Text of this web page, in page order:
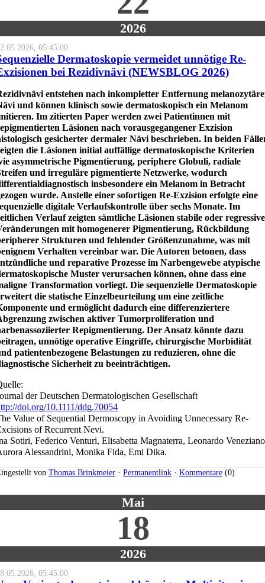
2026
05:45:00
Dermatoskopie vermeidet unnötige Re-
bei Rezidivnävi (NEWSBLOG 2026)
entstehen nach inkompletter Entfernung
und können klinisch sowie dermatoskopisch ein Melanom
Im zitierten Paper werden zwei Patientinnen mit
Läsionen nach vorausgegangener Exzision
gesicherter dermaler Nävi beschrieben. In beiden
die Läsionen initial auffällige dermatoskopische Kriterien
asymmetrische Pigmentierung, periphere Globuli, radiale
und irreguläre pigmentierte Netzwerke, wodurch
insbesondere ein Melanom in Betracht
wurde. Anstelle einer sofortigen Re-Exzision erfolgte eine
digitale Verlaufskontrolle über sechs Monate. Im
Verlauf zeigten sämtliche Läsionen stabile oder regressive
mit homogenerer Pigmentierung, Rückbildung
Strukturen und fehlender Größenzunahme, was mit
Verhalten vereinbar war. Die Autoren betonen, dass
und reparative Prozesse im Narbengewebe atypische
Muster verursachen können, ohne dass eine
Transformation vorliegt. Die sequenzielle Dermatoskopie
die statische Einzelbeurteilung um eine zeitliche
und ermöglicht dadurch eine differenziertere
zwischen aktiver Tumorproliferation und
Repigmentierung. Der Ansatz könnte dazu
unnötige operative Eingriffe, chirurgische Morbidität
patientenbezogene Belastungen zu reduzieren, ohne die
Sicherheit zu beeinträchtigen.
der Deutschen Dermatologischen Gesellschaft
doi.org/10.1111/ddg.70054
Value of Sequential Dermoscopy in Avoiding Unnecessary Re-
of Recurrent Nevi.
Sotiri, Federico Venturi, Elisabetta Magnaterra, Leonardo
Alessandrini, Monika Fida, Emi Dika.
von Thomas Brinkmeier · Permanentlink · Kommentare (0)
Mai
18
2026
05:45:00